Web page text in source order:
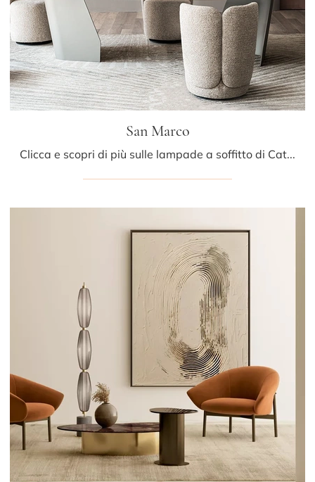
San Marco
Clicca e scopri di più sulle lampade a soffitto di Cattelan Italia: il modello San Marco in vetro ti attende!